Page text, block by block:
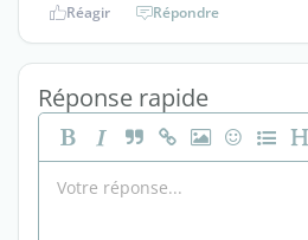
Réagir Répondre
Réponse rapide